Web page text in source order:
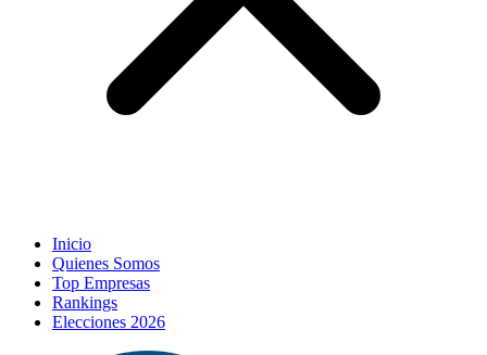
Inicio
Quienes Somos
Top Empresas
Rankings
Elecciones 2026